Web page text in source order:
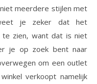
meerdere stijlen met
je zeker dat het
zien, want dat is niet
je op zoek bent naar
om een outlet
verkoopt namelijk